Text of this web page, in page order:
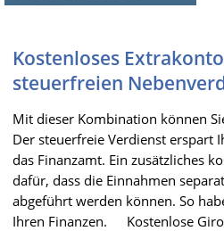
Kostenloses
steuerfreien
Mit dieser Kombination können
Der steuerfreie Verdienst erspart
das Finanzamt. Ein zusätzliches
dafür, dass die Einnahmen
abgeführt werden können. So
Ihren Finanzen. Kostenlose